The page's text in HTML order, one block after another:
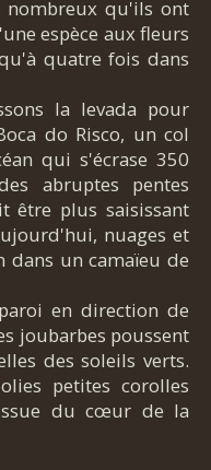
nombreux qu'ils ont
espèce aux fleurs
quatre fois dans
la levada pour
do Risco, un col
qui s'écrase 350
abruptes pentes
être plus saisissant
nuages et
dans un camaïeu de
en direction de
joubarbes poussent
des soleils verts.
petites corolles
du cœur de la